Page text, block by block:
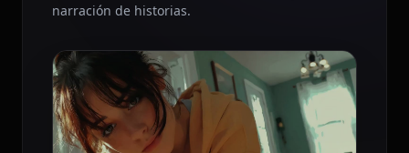
narración de historias.